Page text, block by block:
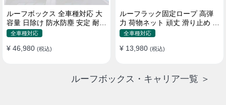
ルーフボックス 全車種対応 大
容量 日除け 防水防塵 安定 耐久
使い便利 折畳式 車用ラゲッジ
全車種対応
¥ 46,980 (税込)
ルーフラック固定ロープ 高弾
力 荷物ネット 頑丈 滑り止め ス
トラップ付き ベースキャリア
全車種対応
¥ 13,980 (税込)
ルーフボックス・キャリア一覧 ＞